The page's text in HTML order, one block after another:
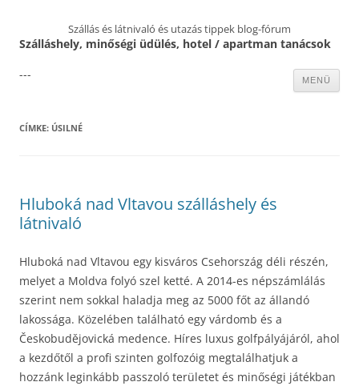
Szállás és látnivaló és utazás tippek blog-fórum
Szálláshely, minőségi üdülés, hotel / apartman tanácsok
MENÜ
---
CÍMKE: ÚSILNÉ
Hluboká nad Vltavou szálláshely és
látnivaló
Hluboká nad Vltavou egy kisváros Csehország déli részén,
melyet a Moldva folyó szel ketté. A 2014-es népszámlálás
szerint nem sokkal haladja meg az 5000 főt az állandó
lakossága. Közelében található egy várdomb és a
Českobudějovická medence. Híres luxus golfpályájáról, ahol
a kezdőtől a profi szinten golfozóig megtalálhatjuk a
hozzánk leginkább passzoló területet és minőségi játékban